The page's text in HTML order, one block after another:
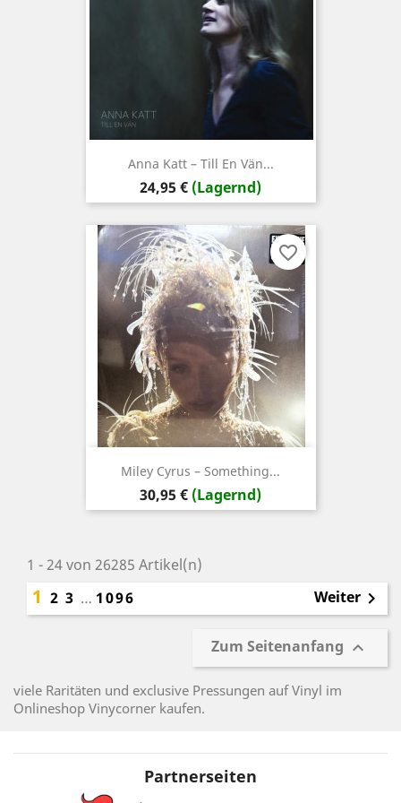
Anna Katt – Till En Vän...
Preis
24,95 € (Lagernd)
Miley Cyrus – Something...
Preis
30,95 € (Lagernd)
favorite_border
1 - 24 von 26285 Artikel(n)
1 2 3 … 1096 Weiter 
Zum Seitenanfang 
viele Raritäten und exclusive Pressungen auf Vinyl im
Onlineshop Vinycorner kaufen.
Partnerseiten